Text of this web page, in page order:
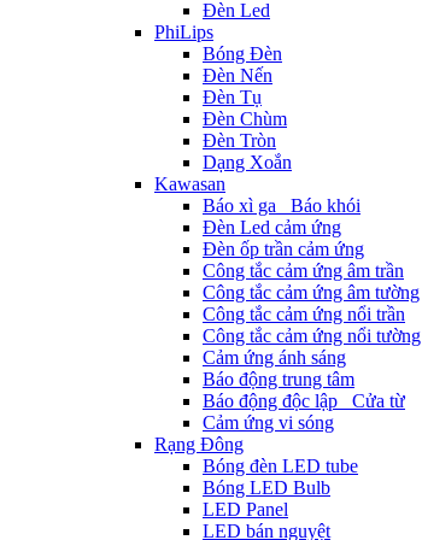
Đèn Led
PhiLips
Bóng Đèn
Đèn Nến
Đèn Tụ
Đèn Chùm
Đèn Tròn
Dạng Xoắn
Kawasan
Báo xì ga_ Báo khói
Đèn Led cảm ứng
Đèn ốp trần cảm ứng
Công tắc cảm ứng âm trần
Công tắc cảm ứng âm tường
Công tắc cảm ứng nổi trần
Công tắc cảm ứng nổi tường
Cảm ứng ánh sáng
Báo động trung tâm
Báo động độc lập_ Cửa từ
Cảm ứng vi sóng
Rạng Đông
Bóng đèn LED tube
Bóng LED Bulb
LED Panel
LED bán nguyệt